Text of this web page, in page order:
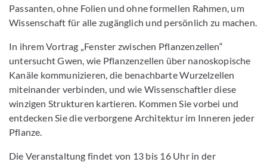
Passanten, ohne Folien und ohne formellen Rahmen, um
Wissenschaft für alle zugänglich und persönlich zu machen.
In ihrem Vortrag „Fenster zwischen Pflanzenzellen“
untersucht Gwen, wie Pflanzenzellen über nanoskopische
Kanäle kommunizieren, die benachbarte Wurzelzellen
miteinander verbinden, und wie Wissenschaftler diese
winzigen Strukturen kartieren. Kommen Sie vorbei und
entdecken Sie die verborgene Architektur im Inneren jeder
Pflanze.
Die Veranstaltung findet von 13 bis 16 Uhr in der